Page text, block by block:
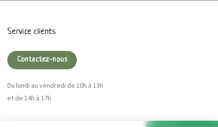
Service clients
Contactez-nous
Du lundi au vendredi de 10h à 13h
et de 14h à 17h